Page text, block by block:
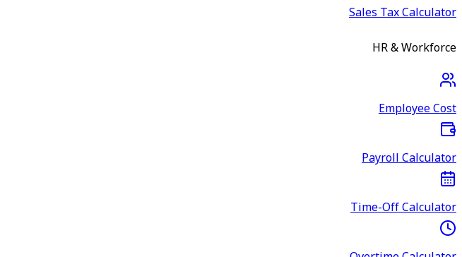
Sales Tax Calculator
HR & Workforce
Employee Cost
Payroll Calculator
Time-Off Calculator